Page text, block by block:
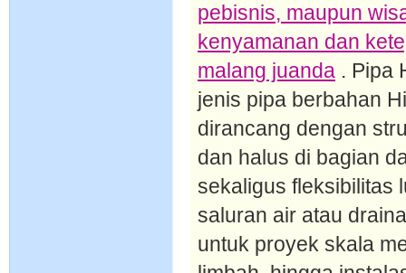
pebisnis, maupun
kenyamanan dan
malang juanda . Pipa
jenis pipa berbahan
dirancang dengan
dan halus di bagian
sekaligus fleksibilitas
saluran air atau
untuk proyek skala